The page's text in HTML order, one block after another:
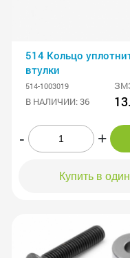
514 Кольцо
втулки
514-1003019
В НАЛИЧИИ: 36
- +
Купить в